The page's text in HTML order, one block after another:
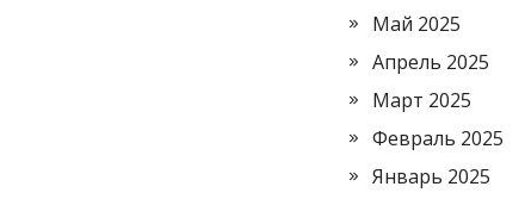
Май 2025
Апрель 2025
Март 2025
Февраль 2025
Январь 2025